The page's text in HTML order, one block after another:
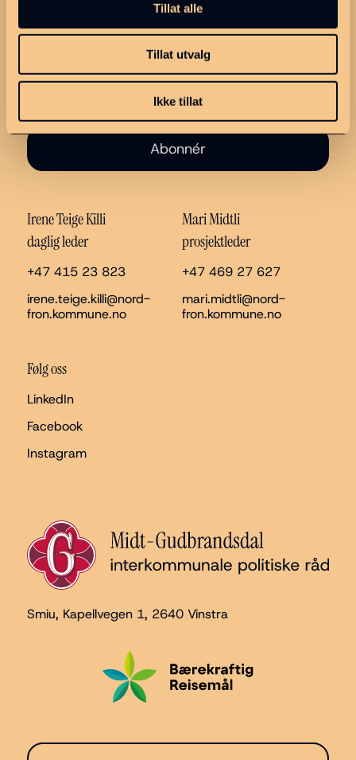
Tillat alle
Tillat utvalg
Ikke tillat
Abonnér
Irene Teige Killi
daglig leder
+47 415 23 823
irene.teige.killi@nord-
fron.kommune.no
Mari Midtli
prosjektleder
+47 469 27 627
mari.midtli@nord-
fron.kommune.no
Følg oss
LinkedIn
Facebook
Instagram
Smiu, Kapellvegen 1, 2640 Vinstra